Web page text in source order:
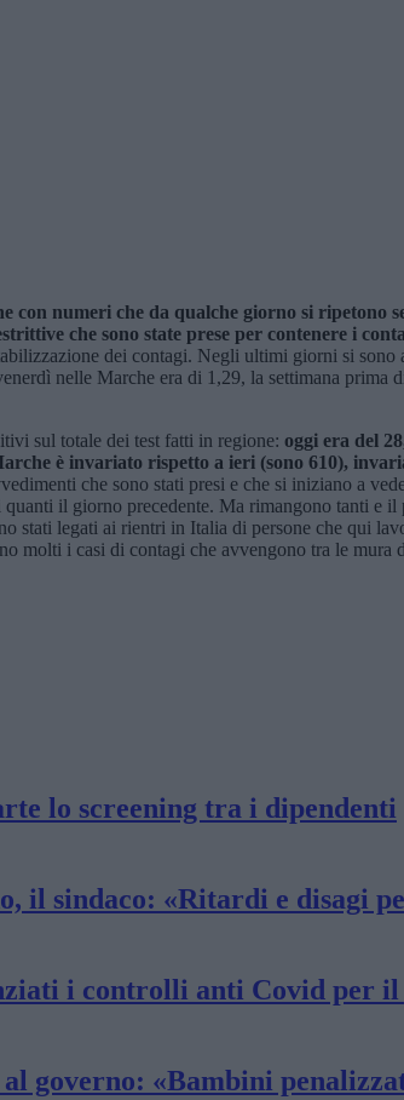
numeri che da qualche giorno si ripetono
che sono state prese per contenere i
dei contagi. Negli ultimi giorni si
nelle Marche era di 1,29, la settimana
sul totale dei test fatti in regione: oggi era del
è invariato rispetto a ieri (sono 610),
che sono stati presi e che si iniziano a
il giorno precedente. Ma rimangono tanti e
stati legati ai rientri in Italia di persone che qui
molti i casi di contagi che avvengono tra le mura
lo screening tra i dipendenti
il sindaco: «Ritardi e disagi
i controlli anti Covid per il
governo: «Bambini